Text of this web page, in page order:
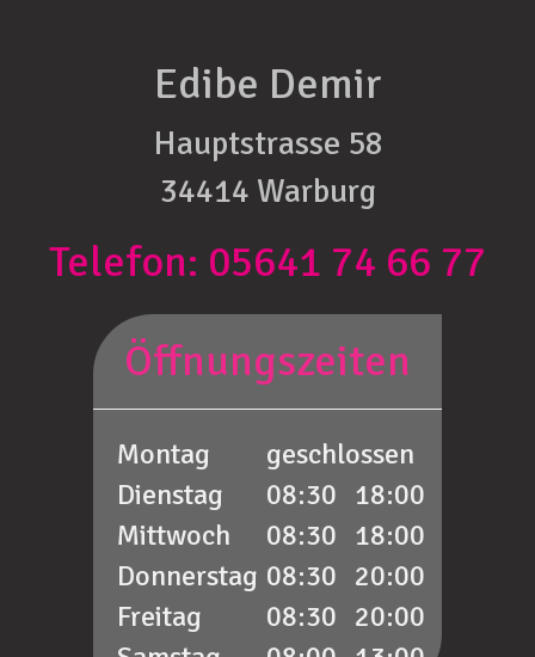
Edibe Demir
Hauptstrasse 58
34414 Warburg
Telefon: 05641 74 66 77
Öffnungszeiten
Montag
geschlossen
Dienstag
08:30 18:00
Mittwoch
08:30 18:00
Donnerstag 08:30 20:00
Freitag
08:30 20:00